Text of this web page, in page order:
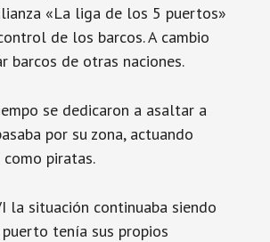
«La liga de los 5 puertos»
de los barcos. A cambio
barcos de otras naciones.
se dedicaron a asaltar a
por su zona, actuando
piratas.
la situación continuaba siendo
puerto tenía sus propios